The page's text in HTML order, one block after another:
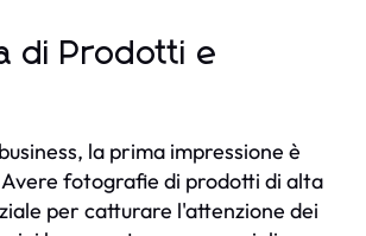
di Prodotti e
la prima impressione è
fotografie di prodotti di alta
per catturare l'attenzione dei